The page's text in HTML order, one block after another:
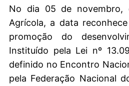
No dia 05 de novembro,
Agrícola, a data
promoção do
Instituído pela Lei nº
definido no Encontro
pela Federação Nacional